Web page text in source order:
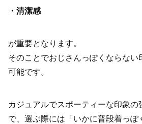
・清潔感
が重要となります。
そのことでおじさんっぽくならない
可能です。
カジュアルでスポーティーな印象の
で、選ぶ際には「いかに普段着っぽ